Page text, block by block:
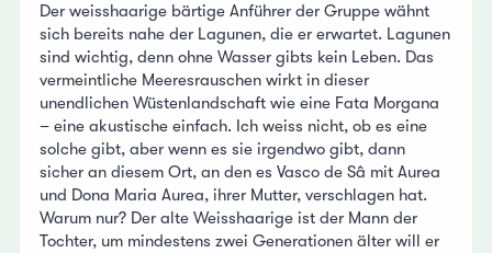
Der weisshaarige bärtige Anführer der Gruppe wähnt
sich bereits nahe der Lagunen, die er erwartet. Lagunen
sind wichtig, denn ohne Wasser gibts kein Leben. Das
vermeintliche Meeresrauschen wirkt in dieser
unendlichen Wüstenlandschaft wie eine Fata Morgana
– eine akustische einfach. Ich weiss nicht, ob es eine
solche gibt, aber wenn es sie irgendwo gibt, dann
sicher an diesem Ort, an den es Vasco de Sâ mit Aurea
und Dona Maria Aurea, ihrer Mutter, verschlagen hat.
Warum nur? Der alte Weisshaarige ist der Mann der
Tochter, um mindestens zwei Generationen älter will er